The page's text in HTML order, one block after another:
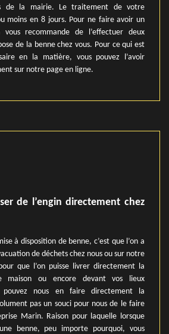
de la mairie. Le traitement de votre
moins en 8 jours. Pour ne faire avoir un
recommande de l’effectuer deux
de la benne chez vous. Pour ce qui est
en la matière, vous pouvez l’avoir
sur notre page en ligne.
de l’engin directement chez
à disposition de benne, c’est que l’on a
de déchets chez nous ou sur notre
que l’on puisse livrer directement la
maison ou encore devant vos lieux
pouvez nous en faire directement la
pas un souci pour nous de le faire
Marin. Raison pour laquelle lorsque
benne, peu importe pourquoi, vous